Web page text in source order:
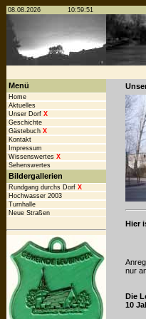
Menü
Home
Aktuelles
Unser Dorf X
Geschichte
Gästebuch X
Kontakt
Impressum
Wissenswertes X
Sehenswertes
Bildergallerien
Rundgang durchs Dorf X
Hochwasser 2003
Turnhalle
Neue Straßen
Hier
nur
Die
10